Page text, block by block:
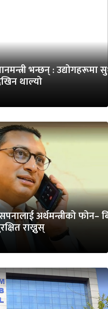
भन्छन् : उद्योगहरूमा
थाल्यो
अर्थमन्त्रीको फोन–
राख्नुस्